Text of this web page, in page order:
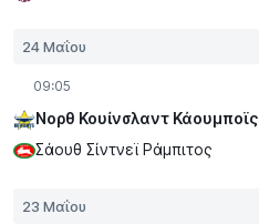
24 Μαΐου
09:05
Νορθ Κουίνσλαντ Κάουμποϊς
Σάουθ Σίντνεϊ Ράμπιτος
23 Μαΐου